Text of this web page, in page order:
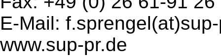
E-Mail:
www.sup-pr.de